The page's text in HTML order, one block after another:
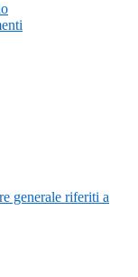
generale riferiti a